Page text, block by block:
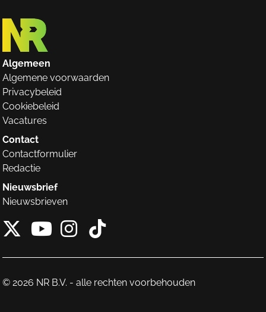
Algemeen
Algemene voorwaarden
Privacybeleid
Cookiebeleid
Vacatures
Contact
Contactformulier
Redactie
Nieuwsbrief
Nieuwsbrieven
X van NieuwRechts
Instagram van
Tiktok van
© 2026 NR B.V. - alle rechten voorbehouden